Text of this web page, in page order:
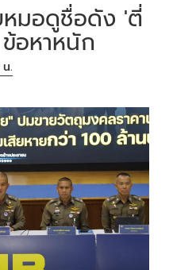
มอดูชื่อดัง 'ตี่
อหาหนัก
.